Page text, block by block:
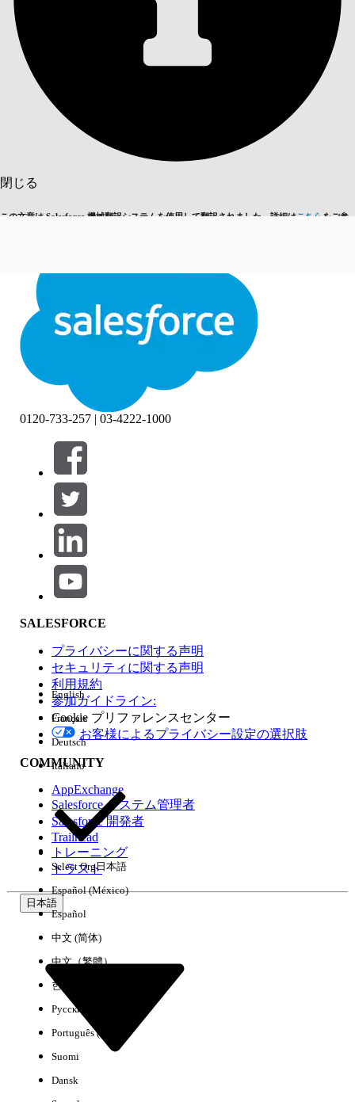
閉じる
この文章は Salesforce 機械翻訳システムを使用して翻訳されました。詳細はこちら をご参
閉じる 閉じる
絞り込み条件 (0)
絞り込み条件を選択
製品エリア
機能の影響
エディション
環境
0120-733-257 | 03-4222-1000
SALESFORCE
プライバシーに関する声明
セキュリティに関する声明
利用規約
参加ガイドライン:
Cookie プリファレンスセンター
お客様によるプライバシー設定の選択肢
COMMUNITY
AppExchange
Salesforce システム管理者
Salesforce 開発者
Trailhead
トレーニング
トラスト
日本語
English
Français
Deutsch
Italiano
Select Org日本語
Español (México)
Español
中文 (简体)
中文（繁體）
한국어
Русский
Português (Brasil)
Suomi
Dansk